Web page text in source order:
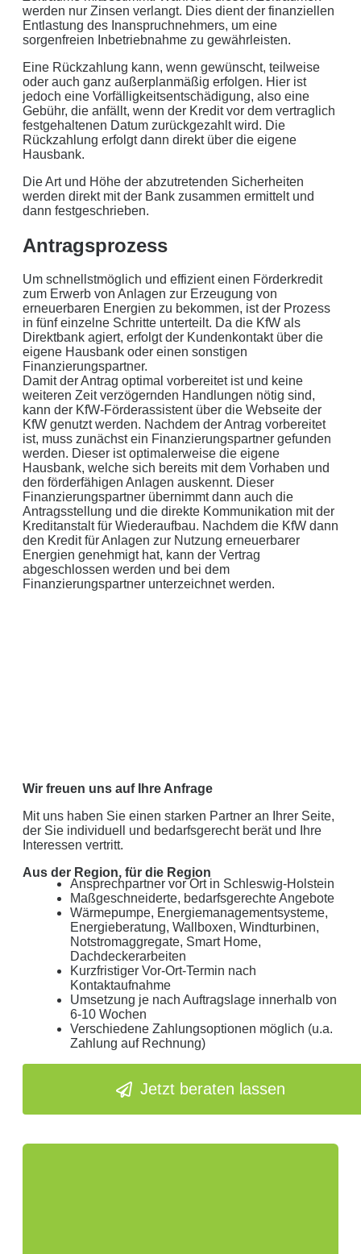
Datenlöschung nach Art. 17 DSGVO
Keine Newsletter oder Spam
werden nur Zinsen verlangt. Dies dient der finanziellen
Entlastung des Inanspruchnehmers, um eine
sorgenfreien Inbetriebnahme zu gewährleisten.
Eine Rückzahlung kann, wenn gewünscht, teilweise
oder auch ganz außerplanmäßig erfolgen. Hier ist
jedoch eine Vorfälligkeitsentschädigung, also eine
Gebühr, die anfällt, wenn der Kredit vor dem vertraglich
festgehaltenen Datum zurückgezahlt wird. Die
Rückzahlung erfolgt dann direkt über die eigene
Hausbank.
Die Art und Höhe der abzutretenden Sicherheiten
werden direkt mit der Bank zusammen ermittelt und
dann festgeschrieben.
Antragsprozess
Um schnellstmöglich und effizient einen Förderkredit
zum Erwerb von Anlagen zur Erzeugung von
erneuerbaren Energien zu bekommen, ist der Prozess
in fünf einzelne Schritte unterteilt. Da die KfW als
Direktbank agiert, erfolgt der Kundenkontakt über die
eigene Hausbank oder einen sonstigen
Finanzierungspartner.
Damit der Antrag optimal vorbereitet ist und keine
weiteren Zeit verzögernden Handlungen nötig sind,
kann der KfW-Förderassistent über die Webseite der
KfW genutzt werden. Nachdem der Antrag vorbereitet
ist, muss zunächst ein Finanzierungspartner gefunden
werden. Dieser ist optimalerweise die eigene
Hausbank, welche sich bereits mit dem Vorhaben und
den förderfähigen Anlagen auskennt. Dieser
Finanzierungspartner übernimmt dann auch die
Antragsstellung und die direkte Kommunikation mit der
Kreditanstalt für Wiederaufbau. Nachdem die KfW dann
den Kredit für Anlagen zur Nutzung erneuerbarer
Energien genehmigt hat, kann der Vertrag
abgeschlossen werden und bei dem
Finanzierungspartner unterzeichnet werden.
Wir freuen uns auf Ihre Anfrage
Mit uns haben Sie einen starken Partner an Ihrer Seite,
der Sie individuell und bedarfsgerecht berät und Ihre
Interessen vertritt.
Aus der Region, für die Region
Ansprechpartner vor Ort in Schleswig-Holstein
Maßgeschneiderte, bedarfsgerechte Angebote
Wärmepumpe, Energiemanagementsysteme,
Energieberatung, Wallboxen, Windturbinen,
Notstromaggregate, Smart Home,
Dachdeckerarbeiten
Kurzfristiger Vor-Ort-Termin nach
Kontaktaufnahme
Umsetzung je nach Auftragslage innerhalb von
6-10 Wochen
Verschiedene Zahlungsoptionen möglich (u.a.
Zahlung auf Rechnung)
Jetzt beraten lassen